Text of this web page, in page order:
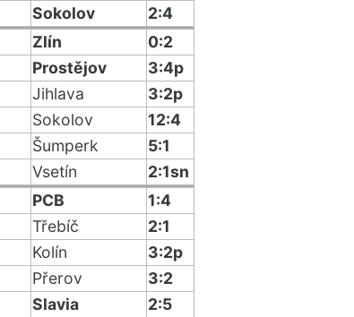
Sokolov
2:4
Zlín
0:2
Prostějov
3:4p
Jihlava
3:2p
Sokolov
12:4
Šumperk
5:1
Vsetín
2:1sn
PCB
1:4
Třebíč
2:1
Kolín
3:2p
Přerov
3:2
Slavia 2:5